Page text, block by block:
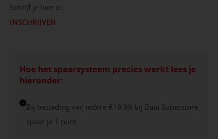
Hoe het spaarsysteem precies werkt lees je
hieronder:
Bij besteding van iedere €19.99 bij Bata Superstore
spaar je 1 punt
Schrijf je hier in:
INSCHRIJVEN